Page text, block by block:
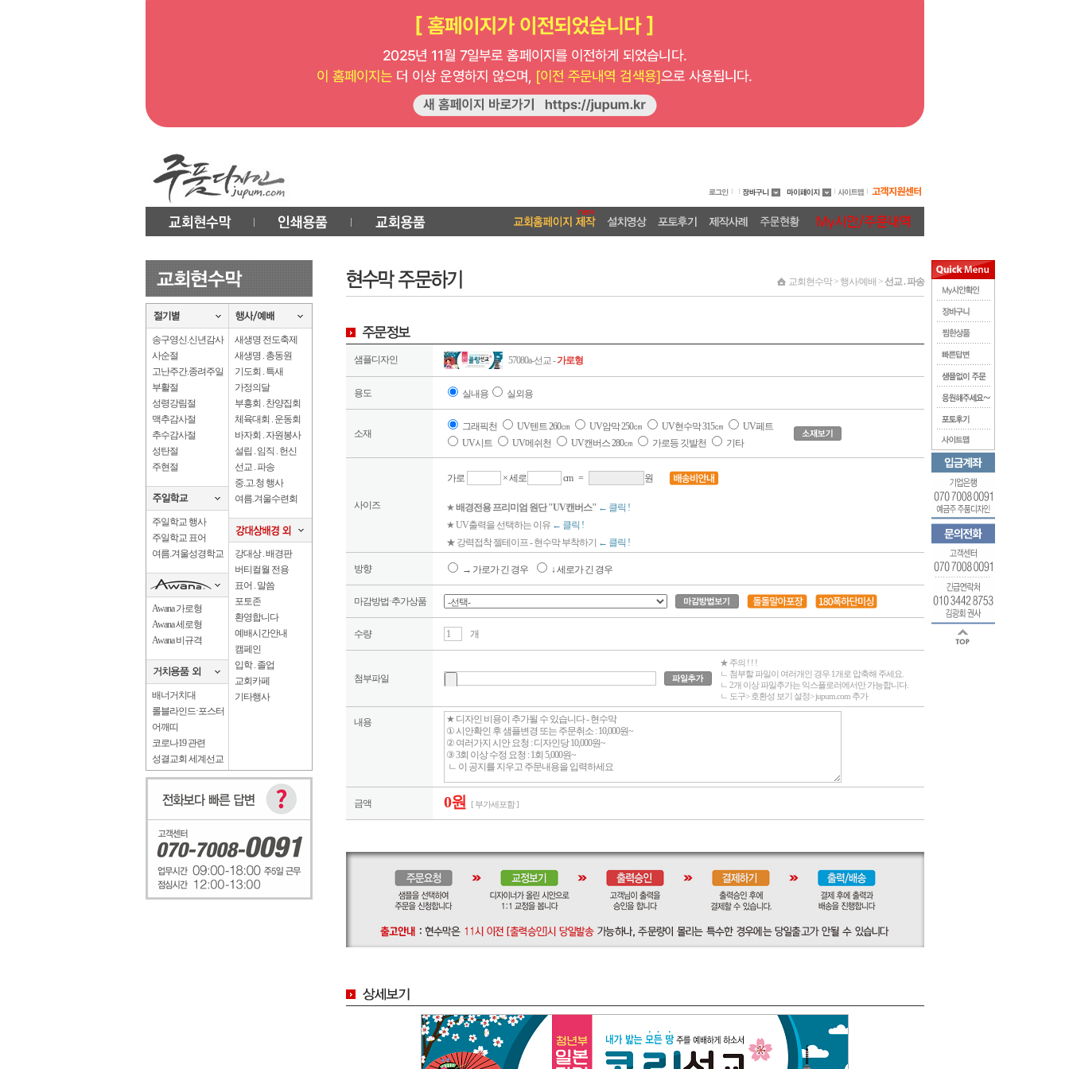
송구영신.신년감사
사순절
고난주간.종려주일
부활절
성령강림절
맥추감사절
추수감사절
성탄절
주현절
주일학교 행사
주일학교 표어
여름.겨울성경학교
Awana 가로형
Awana 세로형
Awana 비규격
배너거치대
롤블라인드·포스터
어깨띠
코로나19 관련
성결교회 세계선교
새생명 전도축제
새생명 . 총동원
기도회 . 특새
가정의달
부흥회 . 찬양집회
체육대회 . 운동회
바자회 . 자원봉사
설립 . 임직 . 헌신
선교 . 파송
중.고.청 행사
여름.겨울수련회
강대상 . 배경판
버티컬월 전용
표어 . 말씀
포토존
환영합니다
예배시간안내
캠페인
입학 . 졸업
교회카페
기타행사
교회현수막 > 행사/예배 > 선교 . 파송
샘플디자인 57080a-선교 -가로형
용도 실내용 실외용
소재
그래픽천 UV텐트 260㎝ UV암막 250㎝ UV현수막 315㎝
UV페트
UV시트
UV메쉬천 UV캔버스 280㎝ 가로등 깃발천 기타
사이즈
가로 × 세로 cm = 원
★배경전용 프리미엄 원단 "UV캔버스" ← 클릭 !
★ UV출력을 선택하는 이유 ← 클릭 !
★ 강력접착 젤테이프 - 현수막 부착하기 ← 클릭 !
방향 → 가로가 긴 경우 ↓ 세로가 긴 경우
마감방법·추가상품
수량 개
첨부파일
★ 주의 ! ! !
ㄴ 첨부할 파일이 여러개인 경우 1개로 압축해 주세요.
ㄴ 2개 이상 파일추가는 익스플로러에서만 가능합니다.
ㄴ 도구> 호환성 보기 설정> jupum.com 추가
내용
금액 0원 [ 부가세포함 ]